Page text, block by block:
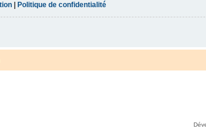
Politique de confidentialité